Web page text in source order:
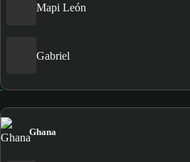
Mapi León
Gabriel
Ghana